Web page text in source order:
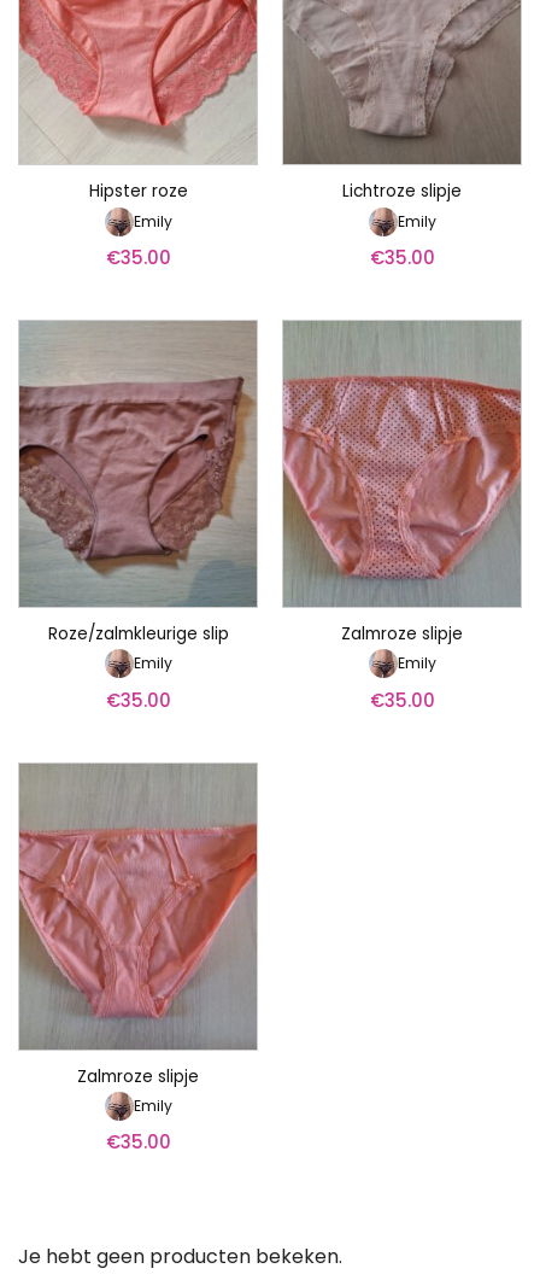
Hipster roze
Emily
€35.00
Lichtroze slipje
Emily
€35.00
Roze/zalmkleurige slip
Emily
€35.00
Zalmroze slipje
Emily
€35.00
Zalmroze slipje
Emily
€35.00
Je hebt geen producten bekeken.